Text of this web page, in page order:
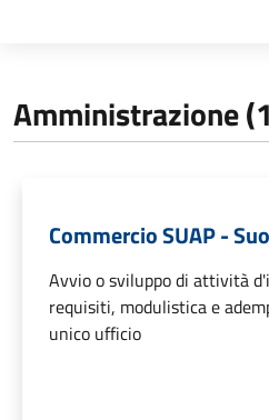
Amministrazione
Commercio SUAP -
Avvio o sviluppo di attività
requisiti, modulistica e
unico ufficio